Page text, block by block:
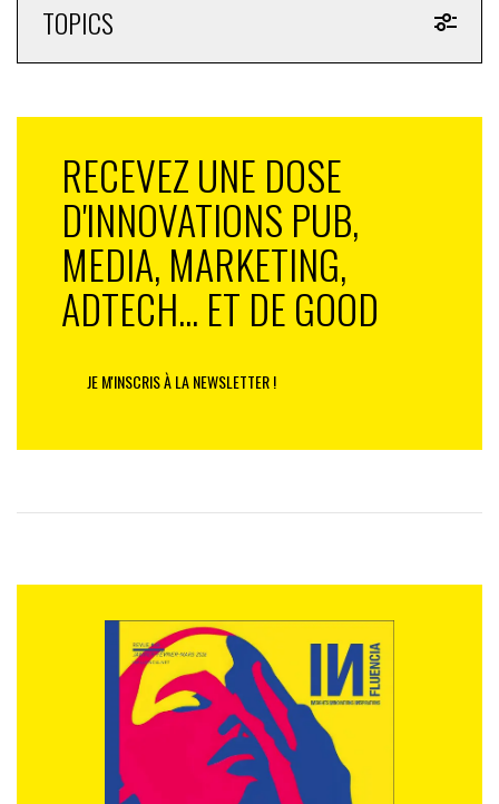
TOPICS
RECEVEZ UNE DOSE
D'INNOVATIONS PUB,
MEDIA, MARKETING,
ADTECH... ET DE GOOD
JE M'INSCRIS À LA NEWSLETTER !